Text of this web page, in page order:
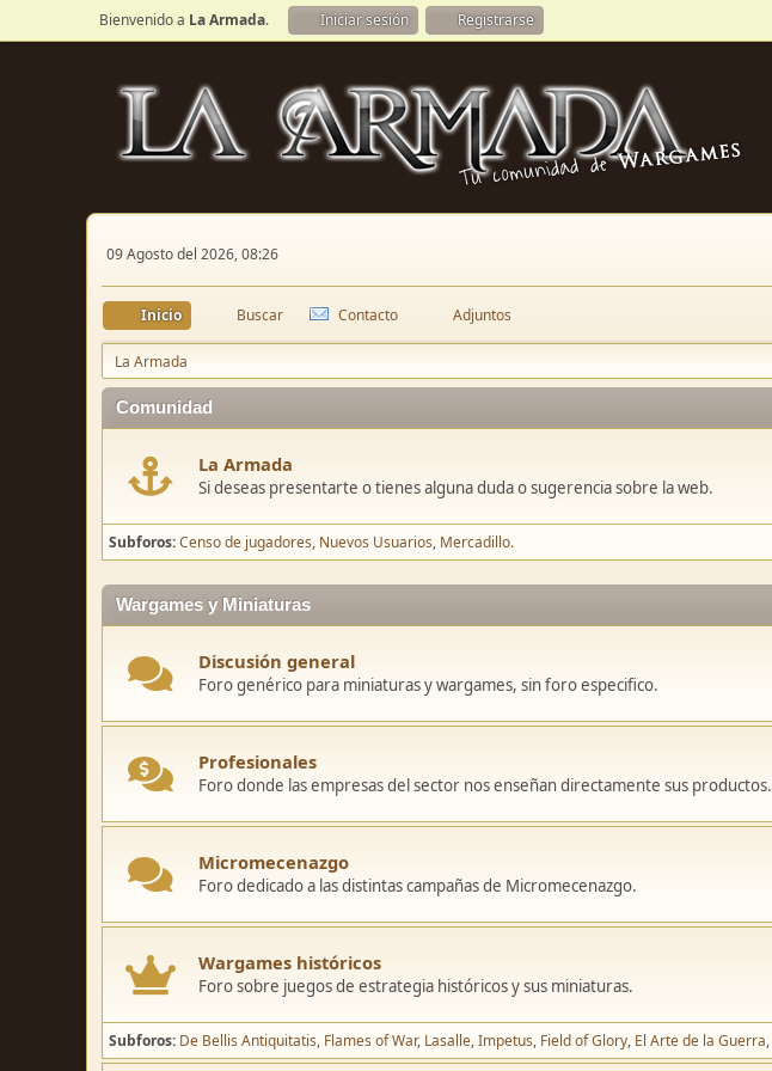
Bienvenido a La Armada. Iniciar sesión Registrarse
09 Agosto del 2026, 08:26
Inicio Buscar Contacto Adjuntos
La Armada
Comunidad
La Armada
Si deseas presentarte o tienes alguna duda o sugerencia sobre la web.
Subforos Censo de jugadores Nuevos Usuarios Mercadillo.
Wargames y Miniaturas
Discusión general
Foro genérico para miniaturas y wargames, sin foro especifico.
Profesionales
Foro donde las empresas del sector nos enseñan directamente sus productos.
Micromecenazgo
Foro dedicado a las distintas campañas de Micromecenazgo.
Wargames históricos
Foro sobre juegos de estrategia históricos y sus miniaturas.
Subforos De Bellis Antiquitatis Flames of War Lasalle Impetus Field of Glory El Arte de la Guerra